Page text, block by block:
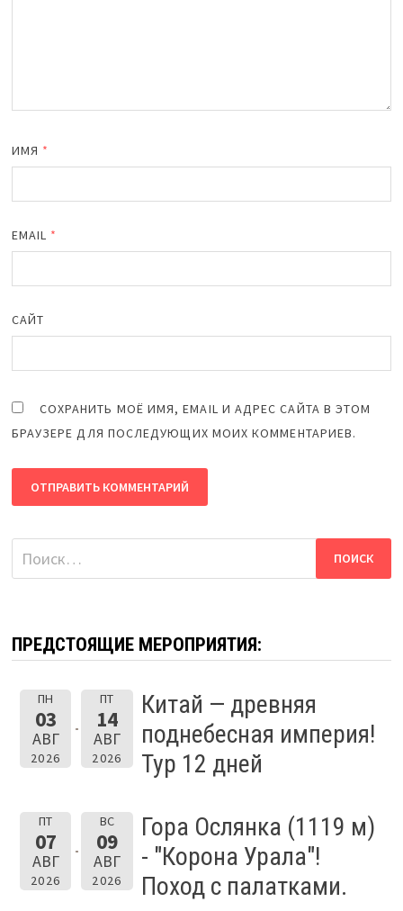
ИМЯ *
EMAIL *
САЙТ
СОХРАНИТЬ МОЁ ИМЯ, EMAIL И АДРЕС САЙТА В ЭТОМ
БРАУЗЕРЕ ДЛЯ ПОСЛЕДУЮЩИХ МОИХ КОММЕНТАРИЕВ.
Найти:
ПРЕДСТОЯЩИЕ МЕРОПРИЯТИЯ:
ПН
03
АВГ
2026
ПТ
14
АВГ
2026
Китай — древняя
поднебесная империя!
Тур 12 дней
ПТ
07
АВГ
2026
ВС
09
АВГ
2026
Гора Ослянка (1119 м)
- "Корона Урала"!
Поход с палатками.